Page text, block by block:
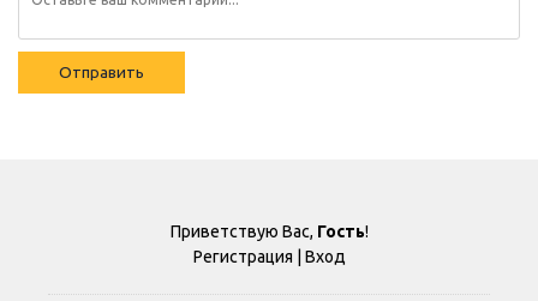
Отправить
Приветствую Вас, Гость!
Регистрация | Вход